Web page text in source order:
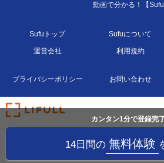
カンタン1分で登録完
14日間の 無料体験
動画で分かる！【Sufu
Sufuトップ Sufuについて
運営会社 利用規約
プライバシーポリシー お問い合わせ